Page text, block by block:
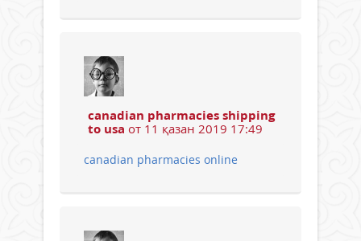
canadian pharmacies shipping
to usa от 11 қазан 2019 17:49
canadian pharmacies online